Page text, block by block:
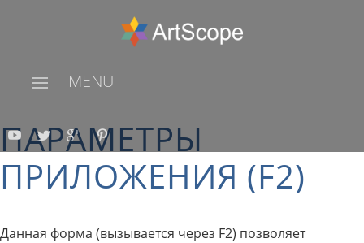
MENU
ПАРАМЕТРЫ
ПРИЛОЖЕНИЯ (F2)
Данная форма (вызывается через F2) позволяет